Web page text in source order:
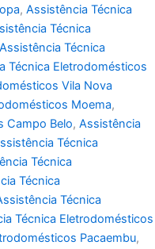
, Assistência Técnica
Técnica
Assistência Técnica
Técnica Eletrodomésticos
Vila Nova
Moema,
Campo Belo, Assistência
Técnica
Técnica
Técnica
Técnica
Técnica Eletrodomésticos
Pacaembu,